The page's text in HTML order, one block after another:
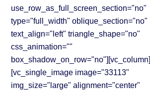
use_row_as_full_screen_section="no"
type="full_width" oblique_section="no"
text_align="left" triangle_shape="no"
css_animation=""
box_shadow_on_row="no"][vc_column]
[vc_single_image image="33113"
img_size="large" alignment="center"